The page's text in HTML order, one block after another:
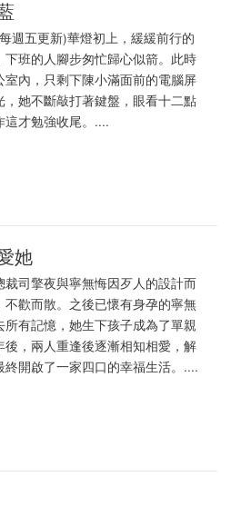
週五更新)華燈初上，緩緩前行的
下班的人腳步匆忙歸心似箭。此時
室內，只剩下陳小滿面前的電腦屏
，她不斷敲打著鍵盤，眼看十二點
這才勉強收尾。....
她
裁司擎夜與寧無悔因歹人的設計而
不歡而散。之後已懷有身孕的寧無
所有記憶，她生下孩子成為了單親
後，兩人重逢後逐漸相知相愛，解
終開啟了一家四口的幸福生活。....